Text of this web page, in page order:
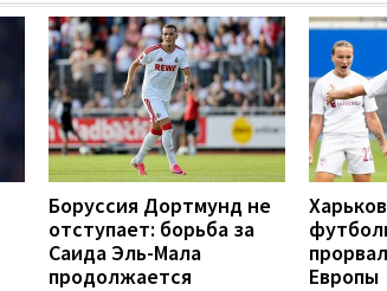
Боруссия Дортмунд не
отступает: борьба за
Саида Эль-Мала
продолжается
Европы